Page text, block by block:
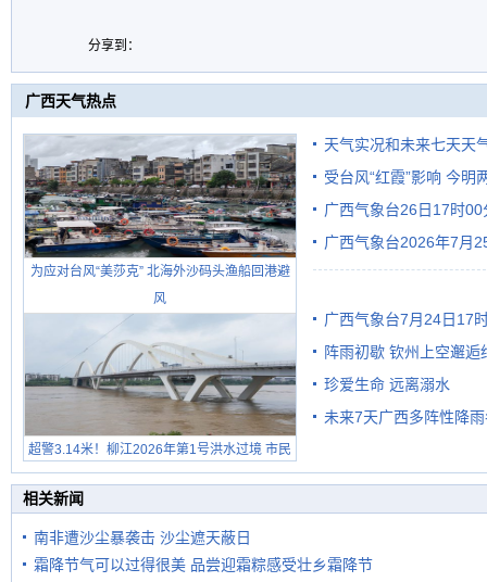
分享到：
广西天气热点
为应对台风“美莎克” 北海外沙码头渔船回港避
风
超警3.14米！柳江2026年第1号洪水过境 市民
在堤岸见证汛况
天气实况和未来七天天
受台风“红霞”影响 今明
有较强降雨
广西气象台26日17时
广西气象台2026年7月
广西气象台7月24日17
阵雨初歇 钦州上空邂逅
珍爱生命 远离溺水
未来7天广西多阵性降
相关新闻
南非遭沙尘暴袭击 沙尘遮天蔽日
霜降节气可以过得很美 品尝迎霜粽感受壮乡霜降节